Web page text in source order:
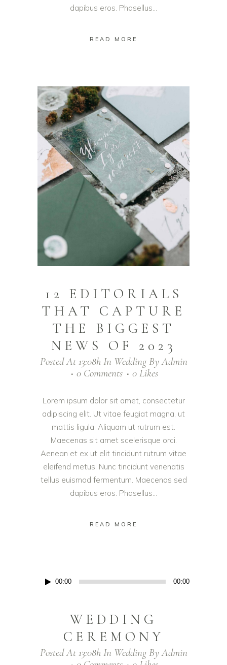
dapibus eros. Phasellus...
READ MORE
12 EDITORIALS
THAT CAPTURE
THE BIGGEST
NEWS OF 2023
Posted At 13:08hIn Wedding ByAdmin
0 Comments
0 Likes
Lorem ipsum dolor sit amet, consectetur
adipiscing elit. Ut vitae feugiat magna, ut
mattis ligula. Aliquam ut rutrum est.
Maecenas sit amet scelerisque orci.
Aenean et ex ut elit tincidunt rutrum vitae
eleifend metus. Nunc tincidunt venenatis
tellus euismod fermentum. Maecenas sed
dapibus eros. Phasellus...
READ MORE
Audio
00:00 00:00
WEDDING
CEREMONY
Posted At 13:08hIn Wedding ByAdmin